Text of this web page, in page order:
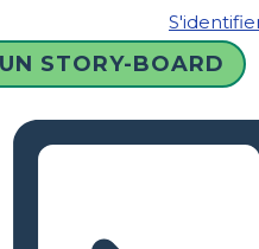
STORY-BOARD